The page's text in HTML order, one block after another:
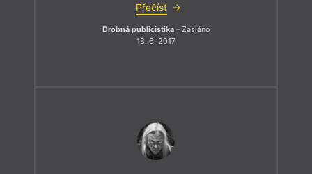
Přečíst
Drobná publicistika – Zasláno
18. 6. 2017